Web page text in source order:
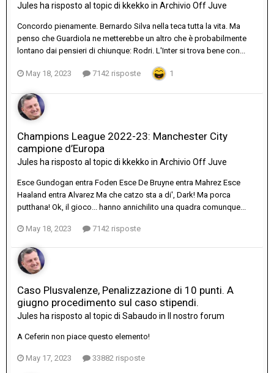
Jules ha risposto al topic di kkekko in Archivio Off Juve
Concordo pienamente. Bernardo Silva nella teca tutta la vita. Ma
penso che Guardiola ne metterebbe un altro che è probabilmente
lontano dai pensieri di chiunque: Rodri. L'Inter si trova bene con...
May 18, 2023 7142 risposte 1
Champions League 2022-23: Manchester City
campione d’Europa
Jules ha risposto al topic di kkekko in Archivio Off Juve
Esce Gundogan entra Foden Esce De Bruyne entra Mahrez Esce
Haaland entra Alvarez Ma che catzo sta a di', Dark! Ma porca
putthana! Ok, il gioco... hanno annichilito una quadra comunque...
May 18, 2023 7142 risposte
Caso Plusvalenze, Penalizzazione di 10 punti. A
giugno procedimento sul caso stipendi.
Jules ha risposto al topic di Sabaudo in Il nostro forum
A Ceferin non piace questo elemento!
May 17, 2023 33882 risposte